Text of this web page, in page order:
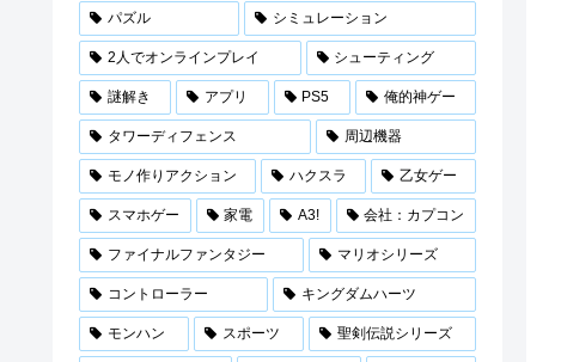
パズル シミュレーション
2人でオンラインプレイ シューティング
謎解き アプリ PS5 俺的神ゲー
タワーディフェンス 周辺機器
モノ作りアクション ハクスラ 乙女ゲー
スマホゲー 家電 A3! 会社：カプコン
ファイナルファンタジー マリオシリーズ
コントローラー キングダムハーツ
モンハン スポーツ 聖剣伝説シリーズ